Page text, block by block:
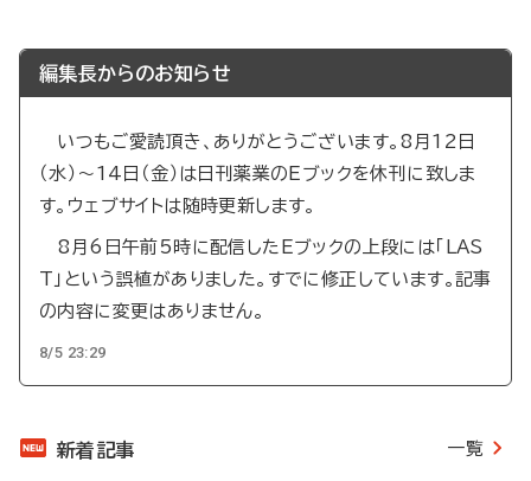
編集長からのお知らせ
いつもご愛読頂き、ありがとうございます。8月12日
（水）～14日（金）は日刊薬業のEブックを休刊に致しま
す。ウェブサイトは随時更新します。
8月6日午前5時に配信したEブックの上段には「LAS
T」という誤植がありました。すでに修正しています。記事
の内容に変更はありません。
8/5 23:29
新着記事 一覧